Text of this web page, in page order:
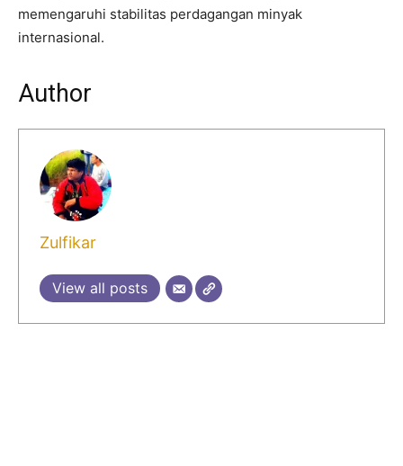
memengaruhi stabilitas perdagangan minyak
internasional.
Author
Zulfikar
View all posts